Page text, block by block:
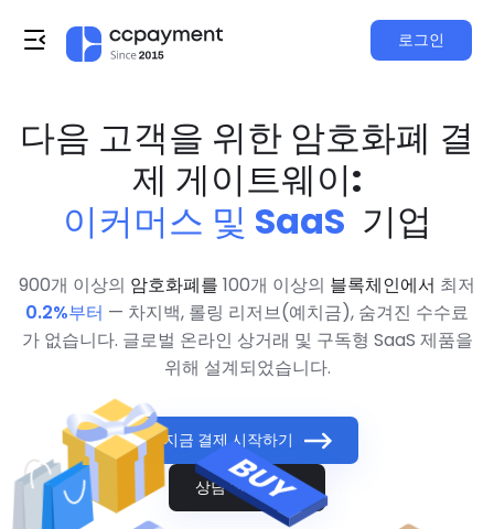
로그인
다음 고객을 위한 암호화폐 결
제 게이트웨이:
이커머스 및 SaaS 기업
900개 이상의 암호화폐를 100개 이상의 블록체인에서 최저
0.2%부터 — 차지백, 롤링 리저브(예치금), 숨겨진 수수료
가 없습니다. 글로벌 온라인 상거래 및 구독형 SaaS 제품을
위해 설계되었습니다.
지금 결제 시작하기
상담 예약